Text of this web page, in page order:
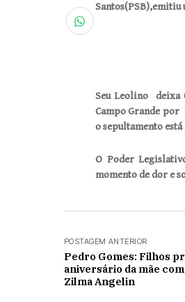
Santos(PSB),emitiu
Seu Leolino deixa
Campo Grande por
o sepultamento
O Poder
momento de dor e
POSTAGEM ANTERIOR
Pedro Gomes: Filhos
aniversário da mãe
Zilma Angelin